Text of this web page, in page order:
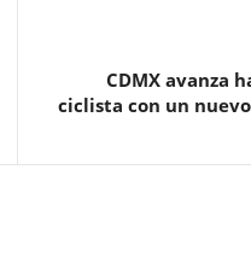
CDMX avanza
ciclista con un